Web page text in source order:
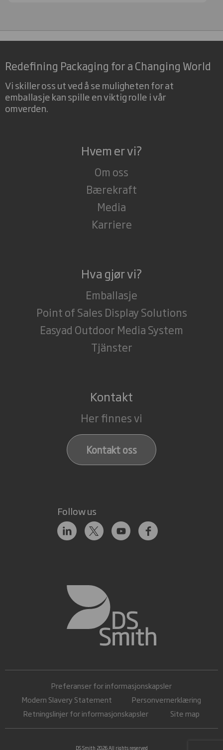
Redefining Packaging for a Changing World
Vi skiller oss ut ved å se muligheten for at
emballasje kan spille en viktig rolle i vår
omverden.
Hvem er vi?
Om oss
Bærekraft
Media
Karriere
Hva gjør vi?
Emballasje
Point of Sales Display Solutions
Easyad Outdoor Media System
Tjänster
Kontakt
Her finnes vi
Kontakt oss
Follow us
Preferanser for informasjonskapsler
Modern Slavery Statement
Personvernerklæring
Retningslinjer for informasjonskapsler
Site map
DS Smith 2026 All rights reserved